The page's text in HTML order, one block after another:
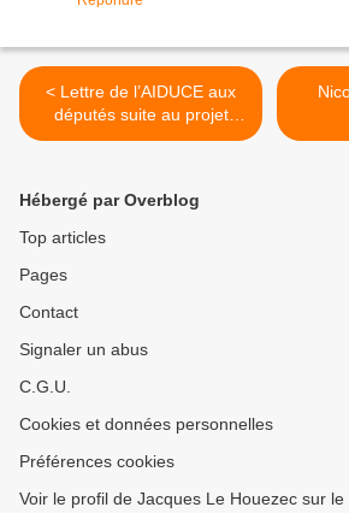
< Lettre de l’AIDUCE aux
députés suite au projet
d’amendement
Hébergé par Overblog
Top articles
Pages
Contact
Signaler un abus
C.G.U.
Cookies et données personnelles
Préférences cookies
Voir le profil de Jacques Le Houezec sur